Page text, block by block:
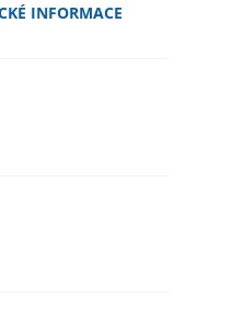
INFORMACE